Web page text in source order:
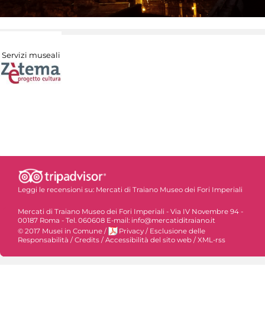
Servizi museali
Leggi le recensioni su: Mercati di Traiano Museo dei Fori Imperiali
Mercati di Traiano Museo dei Fori Imperiali - Via IV Novembre 94 -
00187 Roma - Tel. 060608 E-mail: info@mercatiditraiano.it
© 2017 Musei in Comune / Privacy / Esclusione delle
Responsabilità /Credits /Accessibilità del sito web /XML-rss